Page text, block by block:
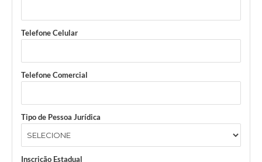
Telefone Celular
Telefone Comercial
Tipo de Pessoa Jurídica
Inscrição Estadual